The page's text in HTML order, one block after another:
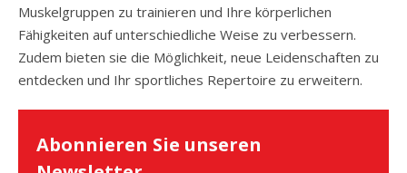
Muskelgruppen zu trainieren und Ihre körperlichen
Fähigkeiten auf unterschiedliche Weise zu verbessern.
Zudem bieten sie die Möglichkeit, neue Leidenschaften zu
entdecken und Ihr sportliches Repertoire zu erweitern.
Abonnieren Sie unseren